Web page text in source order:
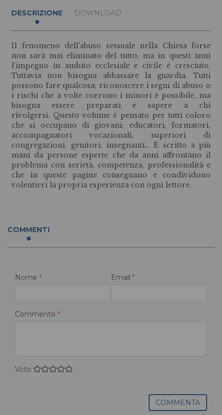
DESCRIZIONE DOWNLOAD
Il fenomeno dell’abuso sessuale nella Chiesa forse
non sarà mai eliminato del tutto, ma in questi anni
l’impegno in ambito ecclesiale e civile è cresciuto.
Tuttavia non bisogna abbassare la guardia. Tutti
possono fare qualcosa; riconoscere i segni di abuso o
i rischi che a volte corrono i minori è possibile, ma
bisogna essere preparati e sapere a chi
rivolgersi. Questo volume è pensato per tutti coloro
che si occupano di giovani: educatori, formatori,
accompagnatori vocazionali, superiori di
congregazioni, genitori, insegnanti… È scritto a più
mani da persone esperte che da anni affrontano il
problema con serietà, competenza, professionalità e
che in queste pagine consegnano e condividono
volentieri la propria esperienza con ogni lettore.
COMMENTI
Nome * Email *
Commento *
Voto
COMMENTA